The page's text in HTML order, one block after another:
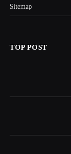
Sitemap
TOP POST